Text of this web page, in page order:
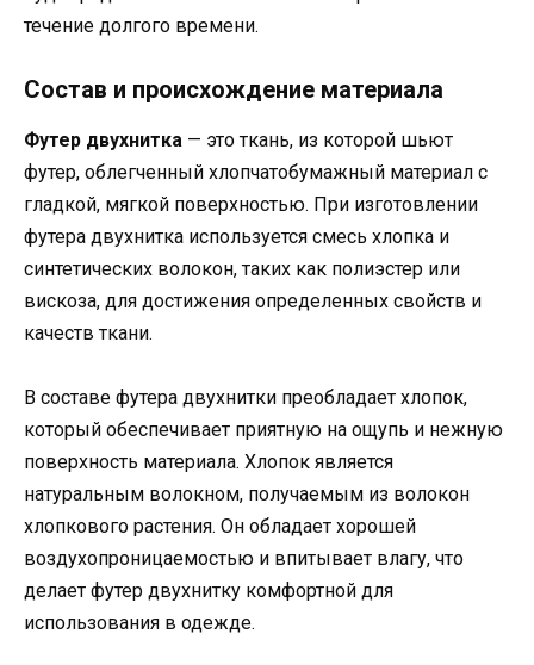
течение долгого времени.
Состав и происхождение материала
Футер двухнитка — это ткань, из которой шьют
футер, облегченный хлопчатобумажный материал с
гладкой, мягкой поверхностью. При изготовлении
футера двухнитка используется смесь хлопка и
синтетических волокон, таких как полиэстер или
вискоза, для достижения определенных свойств и
качеств ткани.
В составе футера двухнитки преобладает хлопок,
который обеспечивает приятную на ощупь и нежную
поверхность материала. Хлопок является
натуральным волокном, получаемым из волокон
хлопкового растения. Он обладает хорошей
воздухопроницаемостью и впитывает влагу, что
делает футер двухнитку комфортной для
использования в одежде.